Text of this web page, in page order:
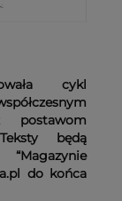
cykl
postawom
będą
do końca